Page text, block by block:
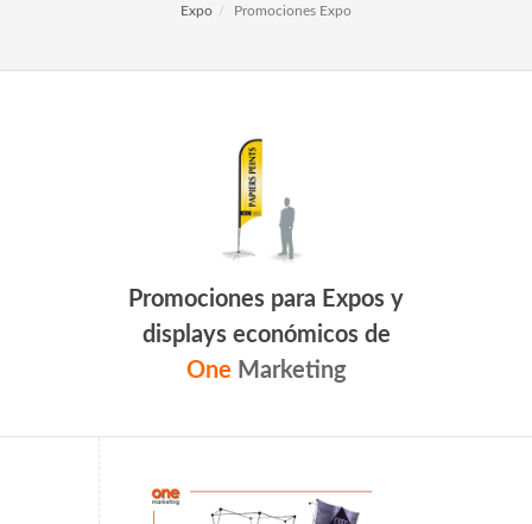
Expo Promociones Expo
Promociones para Expos y
displays económicos de
One Marketing